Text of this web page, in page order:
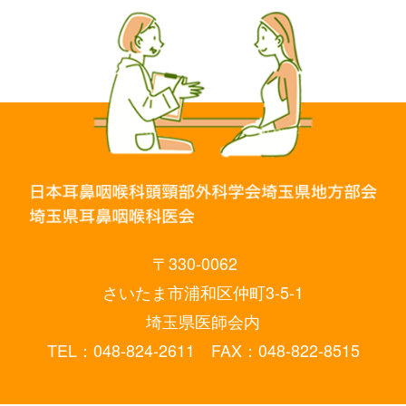
〒330-0062
さいたま市浦和区仲町3-5-1
埼玉県医師会内
TEL：048-824-2611 FAX：048-822-8515